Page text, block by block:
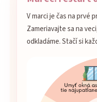
V marci je čas na prvé
Zameriavajte sa na
odkladáme. Stačí si